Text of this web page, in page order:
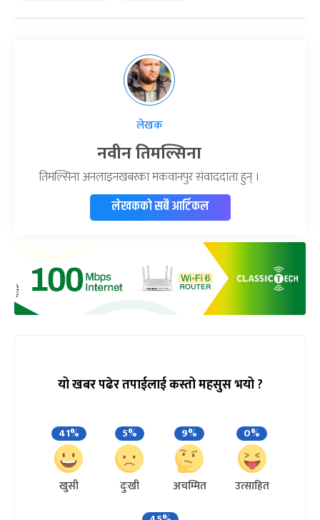
लेखक
नवीन तिमल्सिना
तिमल्सिना अनलाइनखबरका मकवानपुर संवाददाता हुन् ।
लेखकको सबै आर्टिकल
यो खबर पढेर तपाईलाई कस्तो महसुस भयो ?
41%
खुसी
5%
दुःखी
9%
अचम्मित
0%
उत्साहित